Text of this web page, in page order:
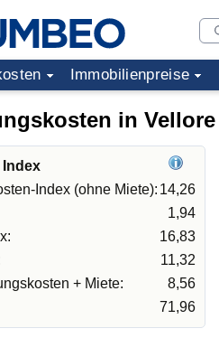
Immobilienpreise
in Vellore
Index
Index (ohne Miete): 14,26
1,94
16,83
11,32
+ Miete:
8,56
71,96